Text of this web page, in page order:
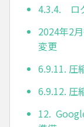
4.3.4. ロ
2024年2
変更
6.9.11. 圧
6.9.12. 圧
12.